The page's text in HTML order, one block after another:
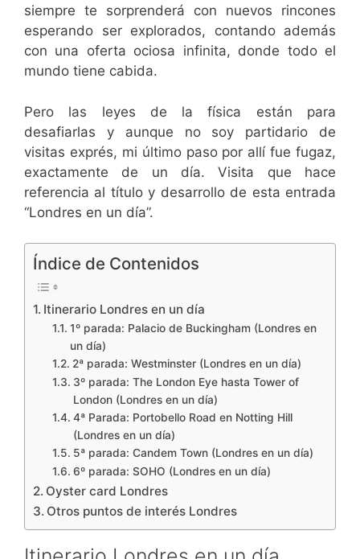
siempre te sorprenderá con nuevos rincones
esperando ser explorados, contando además
con una oferta ociosa infinita, donde todo el
mundo tiene cabida.
Pero las leyes de la física están para
desafiarlas y aunque no soy partidario de
visitas exprés, mi último paso por allí fue fugaz,
exactamente de un día. Visita que hace
referencia al título y desarrollo de esta entrada
“Londres en un día”.
Índice de Contenidos
Itinerario Londres en un día
1º parada: Palacio de Buckingham (Londres en
un día)
2ª parada: Westminster (Londres en un día)
3º parada: The London Eye hasta Tower of
London (Londres en un día)
4ª Parada: Portobello Road en Notting Hill
(Londres en un día)
5ª parada: Candem Town (Londres en un día)
6º parada: SOHO (Londres en un día)
Oyster card Londres
Otros puntos de interés Londres